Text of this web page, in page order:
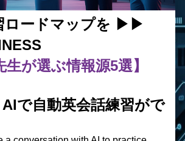
ロードマップを ▶︎▶︎
生が選ぶ情報源5選】
で自動英会話練習がで